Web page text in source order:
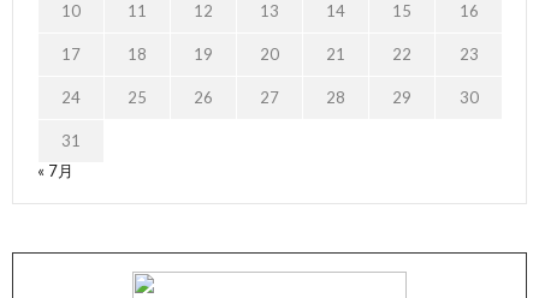
10 11 12 13 14 15 16
17 18 19 20 21 22 23
24 25 26 27 28 29 30
31
« 7月